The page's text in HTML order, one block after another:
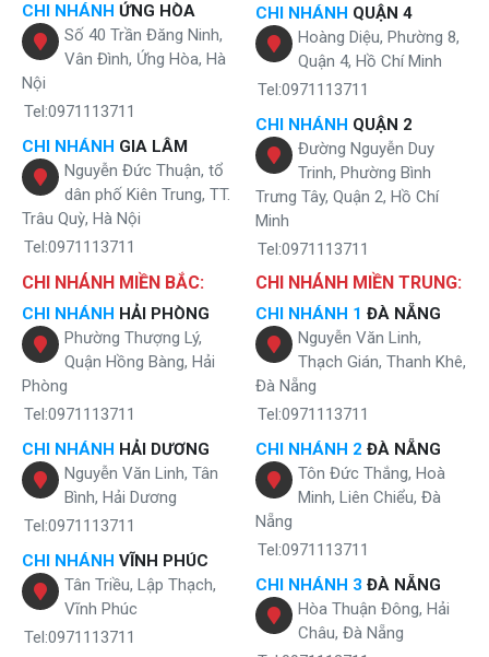
Công dụng của lõi lọc bông cho chung cư
Sơ đồ lắp đặt máy lọc tổng UF Sakura
CHI NHÁNH ỨNG HÒA
Số 40 Trần Đăng Ninh,
Vân Đình, Ứng Hòa, Hà
Nội
Tel:0971113711
CHI NHÁNH GIA LÂM
Nguyễn Đức Thuận, tổ
dân phố Kiên Trung, TT.
Trâu Quỳ, Hà Nội
Tel:0971113711
CHI NHÁNH QUẬN 4
Hoàng Diệu, Phường 8,
Quận 4, Hồ Chí Minh
Tel:0971113711
CHI NHÁNH QUẬN 2
Đường Nguyễn Duy
Trinh, Phường Bình
Trưng Tây, Quận 2, Hồ Chí
Minh
Tel:0971113711
CHI NHÁNH MIỀN BẮC:
CHI NHÁNH HẢI PHÒNG
Phường Thượng Lý,
Quận Hồng Bàng, Hải
Phòng
Tel:0971113711
CHI NHÁNH HẢI DƯƠNG
Nguyễn Văn Linh, Tân
Bình, Hải Dương
Tel:0971113711
CHI NHÁNH VĨNH PHÚC
Tân Triều, Lập Thạch,
Vĩnh Phúc
Tel:0971113711
CHI NHÁNH MIỀN TRUNG:
CHI NHÁNH 1 ĐÀ NẴNG
Nguyễn Văn Linh,
Thạch Gián, Thanh Khê,
Đà Nẵng
Tel:0971113711
CHI NHÁNH 2 ĐÀ NẴNG
Tôn Đức Thắng, Hoà
Minh, Liên Chiểu, Đà
Nẵng
Tel:0971113711
CHI NHÁNH 3 ĐÀ NẴNG
Hòa Thuận Đông, Hải
Châu, Đà Nẵng